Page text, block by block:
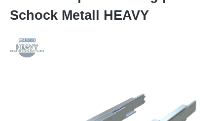
Schock Metall HEAVY